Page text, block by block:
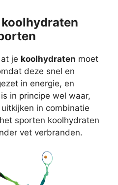
je koolhydraten moet
deze snel en
in energie, en
in principe wel waar,
in combinatie
sporten koolhydraten
vet verbranden.